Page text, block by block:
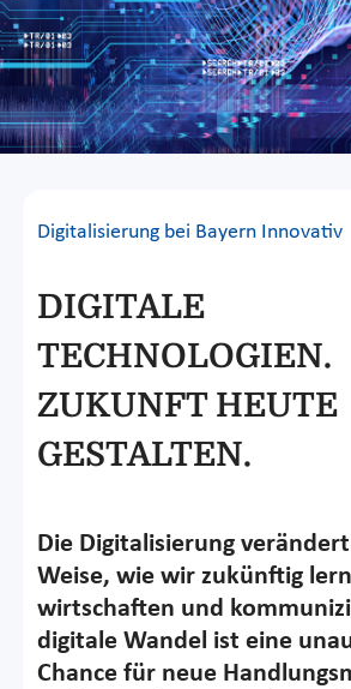
Digitalisierung bei Bayern Innovativ
DIGITALE
TECHNOLOGIEN.
ZUKUNFT HEUTE
GESTALTEN.
Die Digitalisierung
Weise, wie wir zukünftig
wirtschaften und
digitale Wandel ist eine
Chance für neue